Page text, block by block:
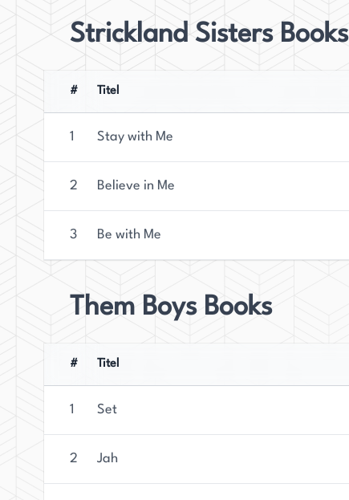
Strickland Sisters Books
# Titel
1 Stay with Me
2 Believe in Me
3 Be with Me
Them Boys Books
# Titel
1 Set
2 Jah